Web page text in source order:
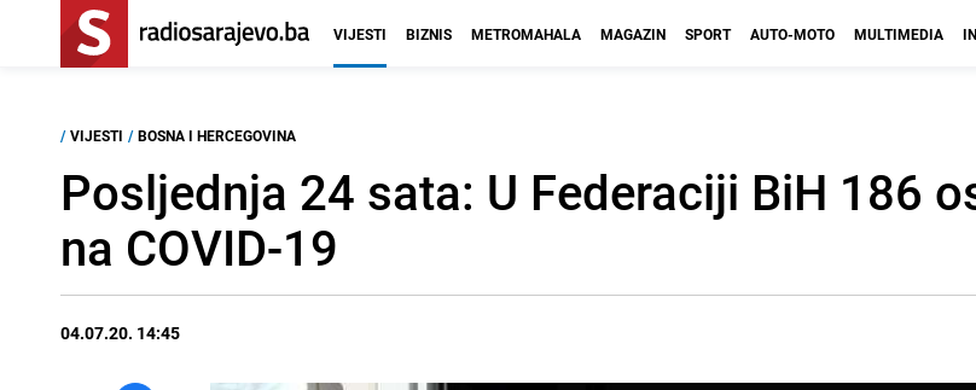
VIJESTI BIZNIS METROMAHALA MAGAZIN SPORT AUTO-MOTO MULTIMEDIA
/ VIJESTI / BOSNA I HERCEGOVINA
Posljednja 24 sata: U Federaciji BiH 186
na COVID-19
04.07.20. 14:45